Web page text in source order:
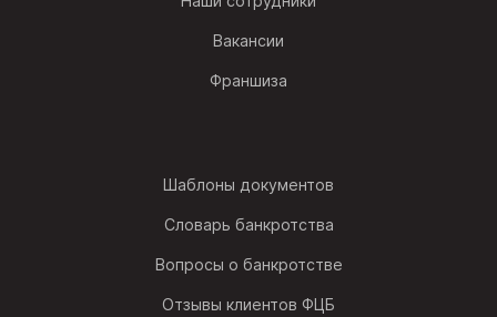
Вакансии
Франшиза
Шаблоны документов
Словарь банкротства
Вопросы о банкротстве
Отзывы клиентов ФЦБ